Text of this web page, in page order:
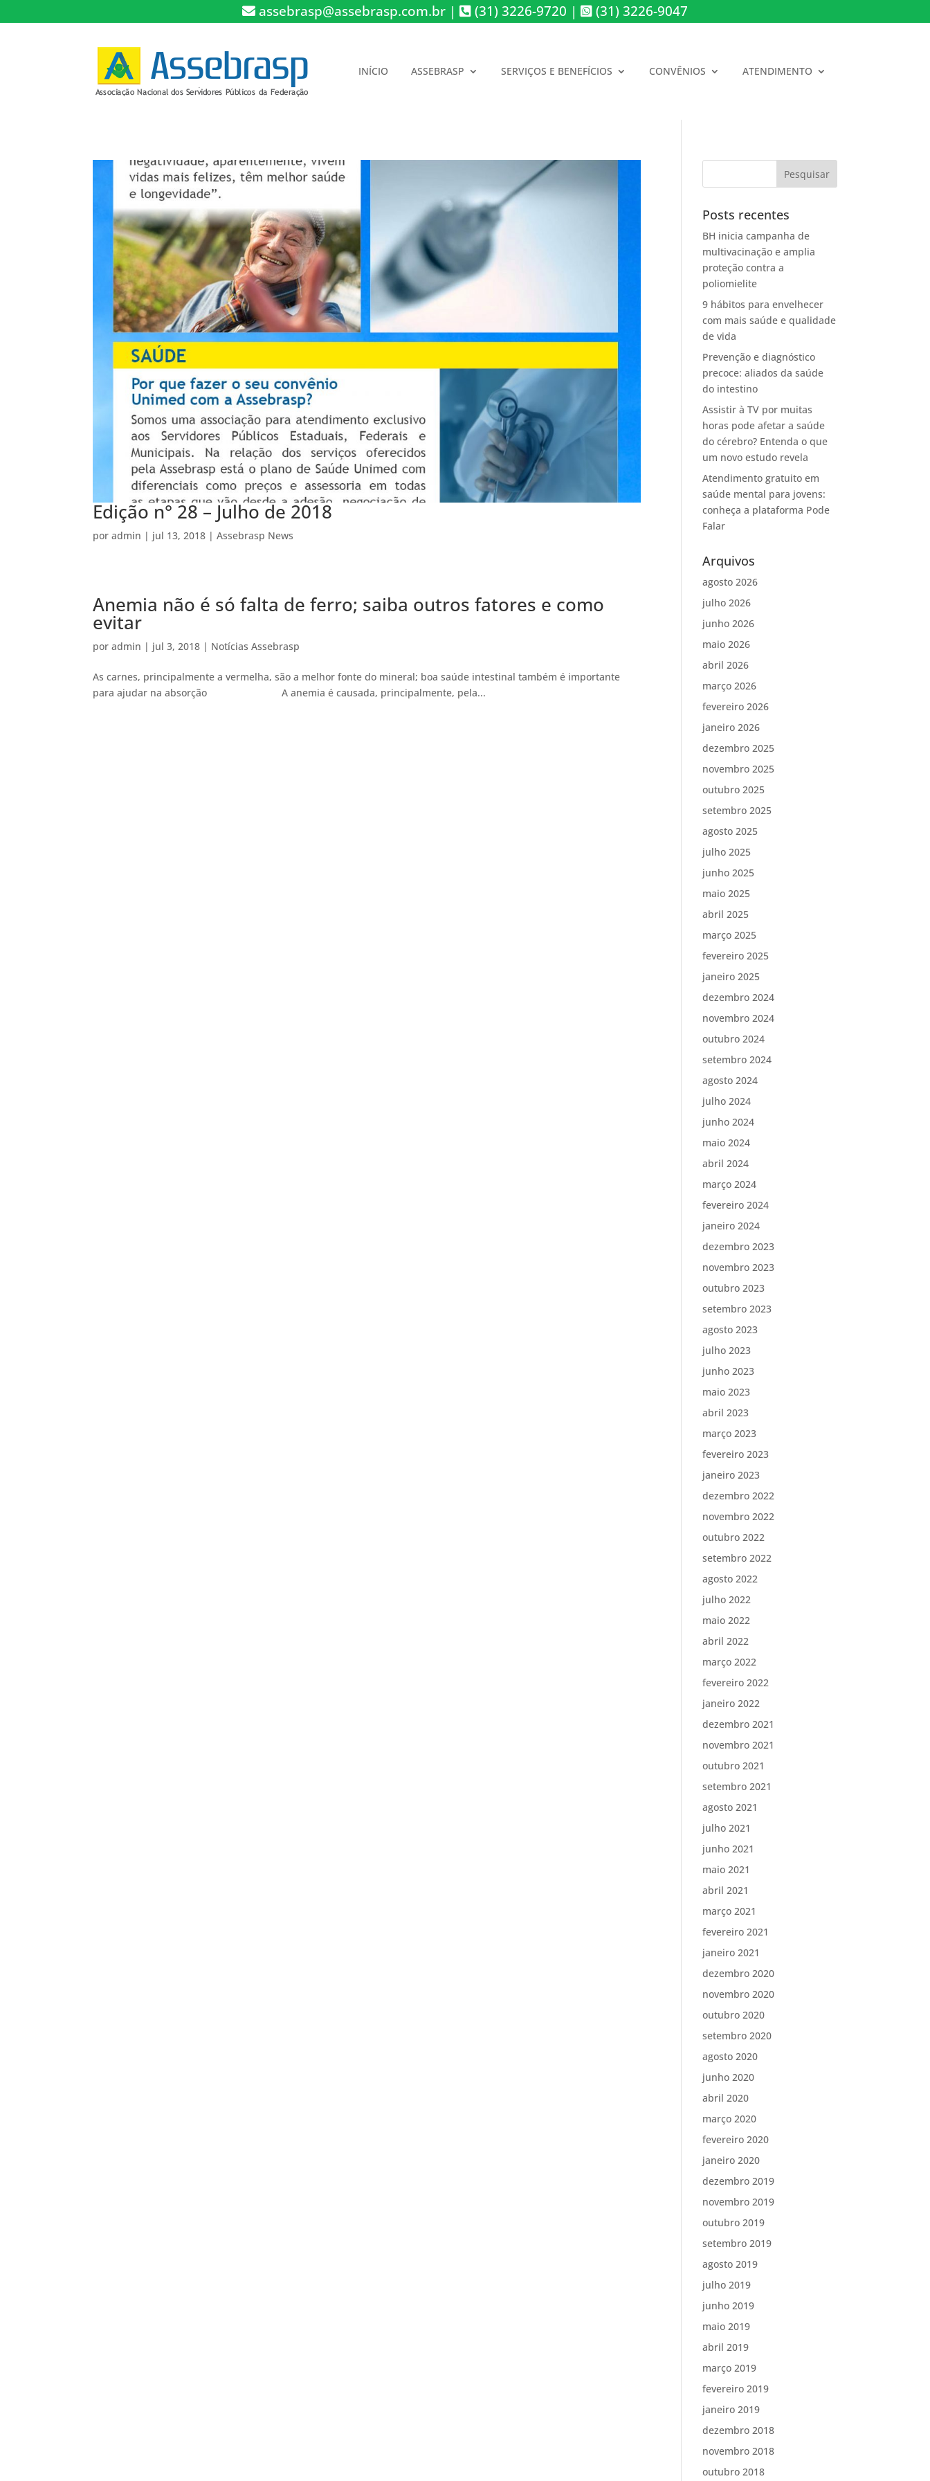
assebrasp@assebrasp.com.br | (31) 3226-9720 | (31) 3226-9047
INÍCIO ASSEBRASP SERVIÇOS E BENEFÍCIOS CONVÊNIOS ATENDIMENTO
Edição n° 28 – Julho de 2018
poradmin | jul 13, 2018 |Assebrasp News
Anemia não é só falta de ferro; saiba outros fatores e como
evitar
poradmin | jul 3, 2018 | Notícias Assebrasp
As carnes, principalmente a vermelha, são a melhor fonte do mineral; boa saúde intestinal também é importante
para ajudar na absorção A anemia é causada, principalmente, pela...
Posts recentes
BH inicia campanha de
multivacinação e amplia
proteção contra a
poliomielite
9 hábitos para envelhecer
com mais saúde e qualidade
de vida
Prevenção e diagnóstico
precoce: aliados da saúde
do intestino
Assistir à TV por muitas
horas pode afetar a saúde
do cérebro? Entenda o que
um novo estudo revela
Atendimento gratuito em
saúde mental para jovens:
conheça a plataforma Pode
Falar
Arquivos
agosto 2026
julho 2026
junho 2026
maio 2026
abril 2026
março 2026
fevereiro 2026
janeiro 2026
dezembro 2025
novembro 2025
outubro 2025
setembro 2025
agosto 2025
julho 2025
junho 2025
maio 2025
abril 2025
março 2025
fevereiro 2025
janeiro 2025
dezembro 2024
novembro 2024
outubro 2024
setembro 2024
agosto 2024
julho 2024
junho 2024
maio 2024
abril 2024
março 2024
fevereiro 2024
janeiro 2024
dezembro 2023
novembro 2023
outubro 2023
setembro 2023
agosto 2023
julho 2023
junho 2023
maio 2023
abril 2023
março 2023
fevereiro 2023
janeiro 2023
dezembro 2022
novembro 2022
outubro 2022
setembro 2022
agosto 2022
julho 2022
maio 2022
abril 2022
março 2022
fevereiro 2022
janeiro 2022
dezembro 2021
novembro 2021
outubro 2021
setembro 2021
agosto 2021
julho 2021
junho 2021
maio 2021
abril 2021
março 2021
fevereiro 2021
janeiro 2021
dezembro 2020
novembro 2020
outubro 2020
setembro 2020
agosto 2020
junho 2020
abril 2020
março 2020
fevereiro 2020
janeiro 2020
dezembro 2019
novembro 2019
outubro 2019
setembro 2019
agosto 2019
julho 2019
junho 2019
maio 2019
abril 2019
março 2019
fevereiro 2019
janeiro 2019
dezembro 2018
novembro 2018
outubro 2018